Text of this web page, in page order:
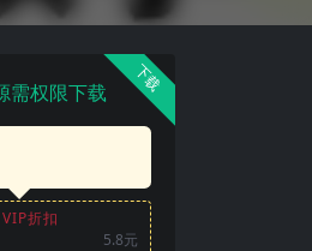
下载
需权限下载
VIP折扣
5.8元